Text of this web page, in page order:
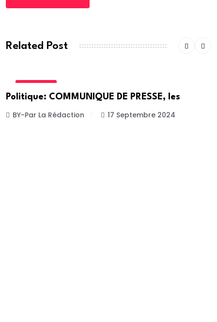
Related Post
Politique: COMMUNIQUE DE PRESSE, les
BY-Par La Rédaction 17 Septembre 2024